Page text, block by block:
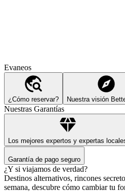
Evaneos
¿Cómo reservar? Nuestra visión
Nuestras Garantías
Los mejores expertos y expertas
Garantía de pago seguro
¿Y si viajamos de verdad?
Destinos alternativos, rincones
semana, descubre cómo cambiar tu